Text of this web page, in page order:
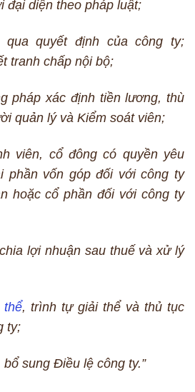
đại diện theo pháp luật;
quyết định của công ty;
tranh chấp nội bộ;
pháp xác định tiền lương, thù
quản lý và Kiểm soát viên;
viên, cổ đông có quyền yêu
phần vốn góp đối với công ty
hoặc cổ phần đối với công ty
lợi nhuận sau thuế và xử lý
thể, trình tự giải thể và thủ tục
ty;
sung Điều lệ công ty.”